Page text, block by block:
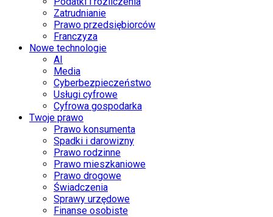
Zatrudnianie
Prawo przedsiębiorców
Franczyza
Nowe technologie
AI
Media
Cyberbezpieczeństwo
Usługi cyfrowe
Cyfrowa gospodarka
Twoje prawo
Prawo konsumenta
Spadki i darowizny
Prawo rodzinne
Prawo mieszkaniowe
Prawo drogowe
Świadczenia
Sprawy urzędowe
Finanse osobiste